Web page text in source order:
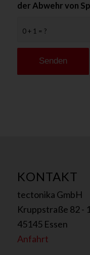
0 + 1 = ?
der Abwehr von
KONTAKT
tectonika GmbH
Kruppstraße 82 -
45145 Essen
Anfahrt